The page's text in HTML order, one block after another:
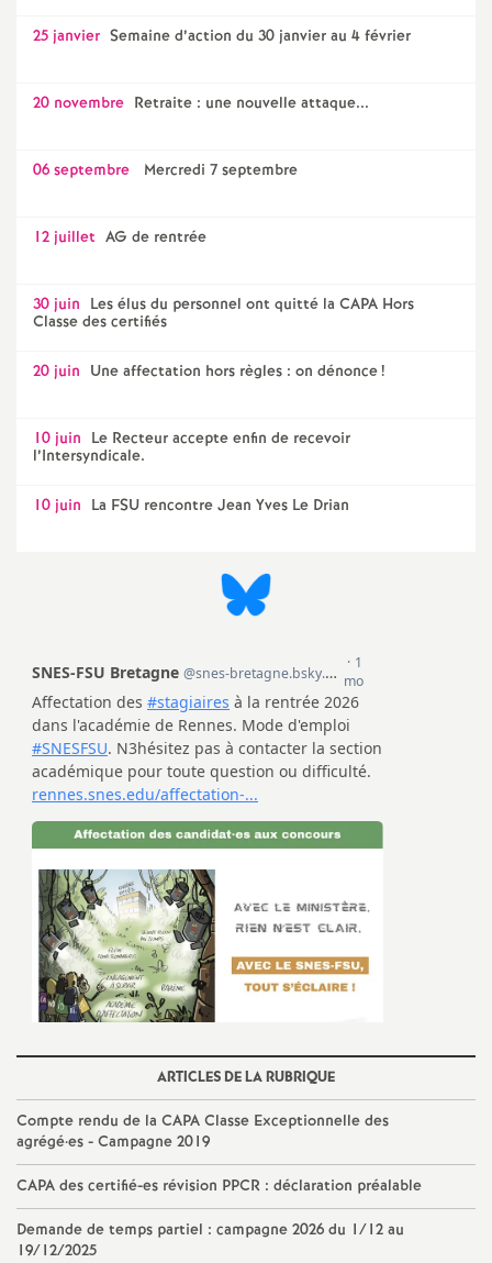
25 janvier Semaine d’action du 30 janvier au 4 février
20 novembre Retraite : une nouvelle attaque...
06 septembre Mercredi 7 septembre
12 juillet AG de rentrée
30 juin Les élus du personnel ont quitté la CAPA Hors
Classe des certifiés
20 juin Une affectation hors règles : on dénonce!
10 juin Le Recteur accepte enfin de recevoir
l’Intersyndicale.
10 juin La FSU rencontre Jean Yves Le Drian
ARTICLES DE LA RUBRIQUE
Compte rendu de la CAPA Classe Exceptionnelle des
agrégé·es - Campagne 2019
CAPA des certifié-es révision PPCR : déclaration préalable
Demande de temps partiel : campagne 2026 du 1/12 au
19/12/2025